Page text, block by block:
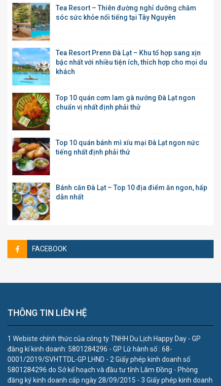
Tea Resort – Thiên đường nghỉ dưỡng chăm
sóc sức khỏe nổi tiếng tại Tây Nguyên
Tea Resort Prenn Đà Lạt – Khu tổ hợp sang xịn
bậc nhất với nhiều tiện ích, thích hợp cho mọi du
khách
Top 10 quán cơm lam gà nướng Đà Lạt ngon
chuẩn vị nhất định phải thử
Top 10 quán bánh mì xíu mại Đà Lạt ngon nức
tiếng nhất định phải thử
Bánh căn Đà Lạt – Top 10 địa điểm ăn ngon, hấp
dẫn nhất
FACEBOOK
THÔNG TIN LIÊN HỆ
1 Webiste chính thức của công ty TNHH Du Lịch Happy Day - GP
đăng kí kinh doanh: 5801284296 - GP Lữ hành số : 68-
0001/2019/SVHTTDL-GP LHND - 2 Giấy phép kinh doanh số
5801284296 do Sở kế hoạch và đầu tư tỉnh Lâm Đồng - Phòng
đăng ký kinh doanh cấp ngày 28/09/2015 - 3 Giấy phép kinh doanh